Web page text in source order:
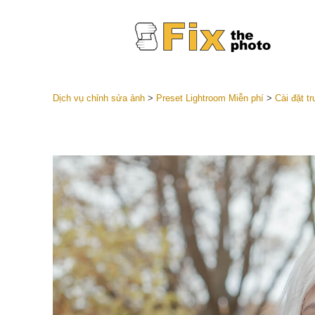
Dịch vụ
Thỏa
Bộ sưu
Dịch vụ chỉnh sửa ảnh> Preset Lightroom Miễn phí> Cài đặt